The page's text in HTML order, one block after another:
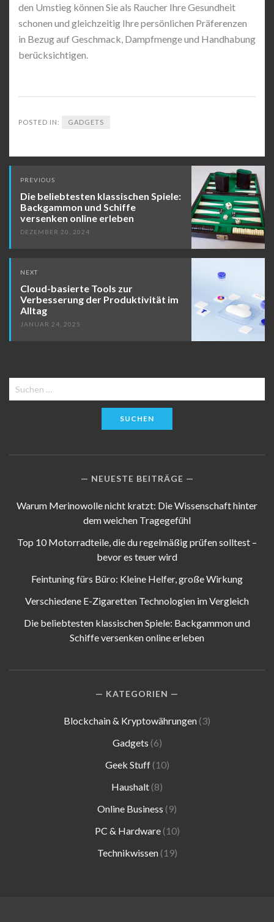
den Umstieg können Sie als Raucher Ihre Gesundheit
schonen und gleichzeitig Ihre persönlichen Präferenzen
in Bezug auf Geschmack, Dampfmenge und Handhabung
berücksichtigen.
POSTED IN: GADGETS
Post
navigation
PREVIOUS
Die beliebtesten klassischen Spiele:
Backgammon und Schiffe
versenken online erleben
DEZEMBER 20, 2024
NEXT
Cloud-basierte Tools zur
Verbesserung der Produktivität im
Alltag
JANUAR 24, 2025
Suchen
nach:
NEUESTE BEITRÄGE
Warum Merinowolle nicht kratzt: Die Wissenschaft hinter
dem weichen Tragegefühl
Top 10 Motorradteile, die du regelmäßig prüfen solltest –
bevor es teuer wird
Feintuning fürs Büro: Kleine Helfer, große Wirkung
Verschiedene E-Zigaretten Technologien im Vergleich
Die beliebtesten klassischen Spiele: Backgammon und
Schiffe versenken online erleben
KATEGORIEN
Blockchain & Kryptowährungen (3)
Gadgets (6)
Geek Stuff(10)
Haushalt (8)
Online Business (9)
PC & Hardware(10)
Technikwissen(19)